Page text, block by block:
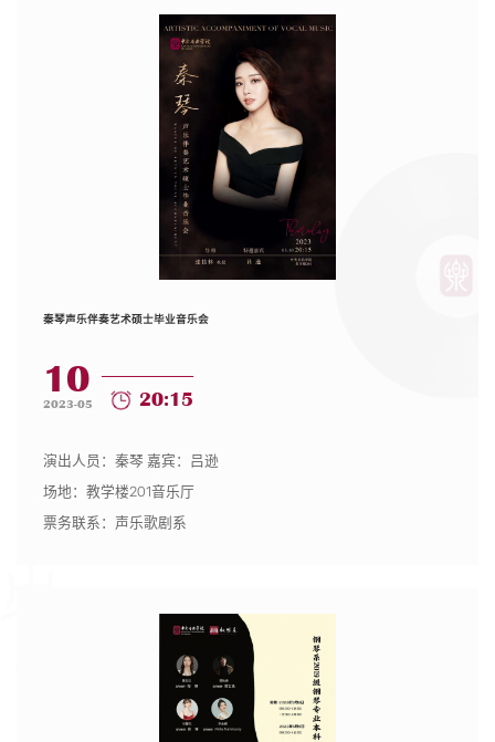
秦琴声乐伴奏艺术硕士毕业音乐会
10
2023-05 20:15
演出人员：秦琴 嘉宾：吕逊
场地：教学楼201音乐厅
票务联系：声乐歌剧系